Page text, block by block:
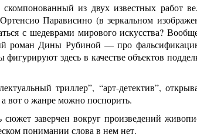
из двух известных работ
Парависино (в зеркальном
с шедеврами мирового искусства?
роман Дины Рубиной — про
здесь в качестве объектов
триллер”, “арт-детектив”,
вот о жанре можно поспорить.
заверчен вокруг произведений
понимании слова в нем нет.